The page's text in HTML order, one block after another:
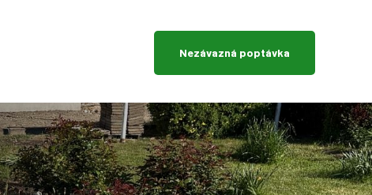
Nezávazná poptávka